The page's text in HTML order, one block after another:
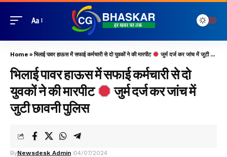
Aa
Home »भिलाई पावर हाऊस में सफाई कर्मचारी से दो युवकों ने की मारपीट जुर्म दर्ज कर जांच में जुटी छावनी पुलिस
भिलाई पावर हाऊस में सफाई कर्मचारी से दो
युवकों ने की मारपीट
जुर्म दर्ज कर जांच में
जुटी छावनी पुलिस
ByNewsdesk Admin 04/07/2024